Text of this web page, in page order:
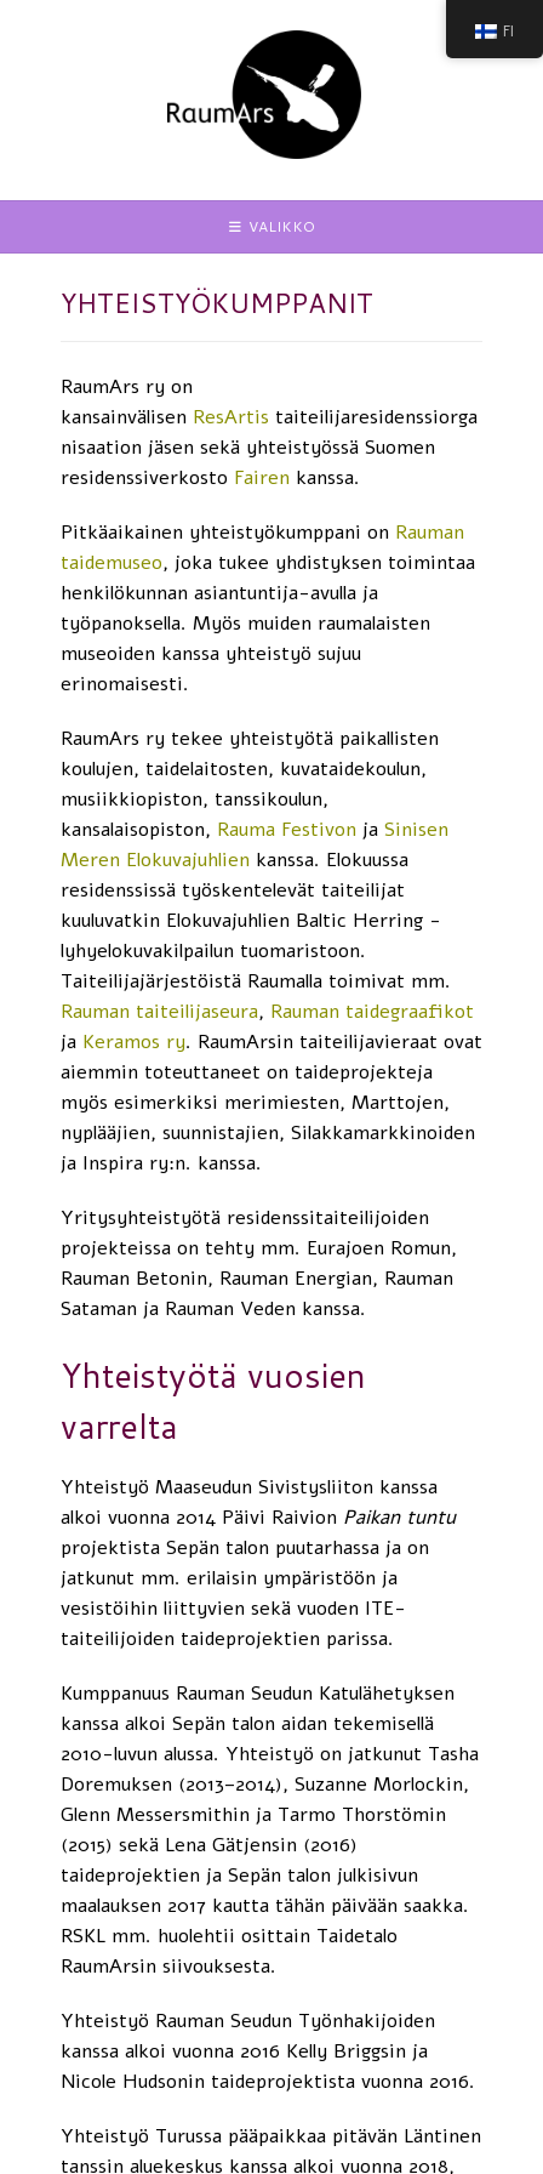
VALIKKO
YHTEISTYÖKUMPPANIT
RaumArs ry on
kansainvälisen ResArtis taiteilijaresidenssiorga
nisaation jäsen sekä yhteistyössä Suomen
residenssiverkosto Fairen kanssa.
Pitkäaikainen yhteistyökumppani on Rauman
taidemuseo, joka tukee yhdistyksen toimintaa
henkilökunnan asiantuntija-avulla ja
työpanoksella. Myös muiden raumalaisten
museoiden kanssa yhteistyö sujuu
erinomaisesti.
RaumArs ry tekee yhteistyötä paikallisten
koulujen, taidelaitosten, kuvataidekoulun,
musiikkiopiston, tanssikoulun,
kansalaisopiston, Rauma Festivon ja Sinisen
Meren Elokuvajuhlien kanssa. Elokuussa
residenssissä työskentelevät taiteilijat
kuuluvatkin Elokuvajuhlien Baltic Herring -
lyhyelokuvakilpailun tuomaristoon.
Taiteilijajärjestöistä Raumalla toimivat mm.
Rauman taiteilijaseura, Rauman taidegraafikot
ja Keramos ry. RaumArsin taiteilijavieraat ovat
aiemmin toteuttaneet on taideprojekteja
myös esimerkiksi merimiesten, Marttojen,
nyplääjien, suunnistajien, Silakkamarkkinoiden
ja Inspira ry:n. kanssa.
Yritysyhteistyötä residenssitaiteilijoiden
projekteissa on tehty mm. Eurajoen Romun,
Rauman Betonin, Rauman Energian, Rauman
Sataman ja Rauman Veden kanssa.
Yhteistyötä vuosien
varrelta
Yhteistyö Maaseudun Sivistysliiton kanssa
alkoi vuonna 2014 Päivi Raivion Paikan tuntu
projektista Sepän talon puutarhassa ja on
jatkunut mm. erilaisin ympäristöön ja
vesistöihin liittyvien sekä vuoden ITE-
taiteilijoiden taideprojektien parissa.
Kumppanuus Rauman Seudun Katulähetyksen
kanssa alkoi Sepän talon aidan tekemisellä
2010-luvun alussa. Yhteistyö on jatkunut Tasha
Doremuksen (2013–2014), Suzanne Morlockin,
Glenn Messersmithin ja Tarmo Thorstömin
(2015) sekä Lena Gätjensin (2016)
taideprojektien ja Sepän talon julkisivun
maalauksen 2017 kautta tähän päivään saakka.
RSKL mm. huolehtii osittain Taidetalo
RaumArsin siivouksesta.
Yhteistyö Rauman Seudun Työnhakijoiden
kanssa alkoi vuonna 2016 Kelly Briggsin ja
Nicole Hudsonin taideprojektista vuonna 2016.
Yhteistyö Turussa pääpaikkaa pitävän Läntinen
tanssin aluekeskus kanssa alkoi vuonna 2018,
FI